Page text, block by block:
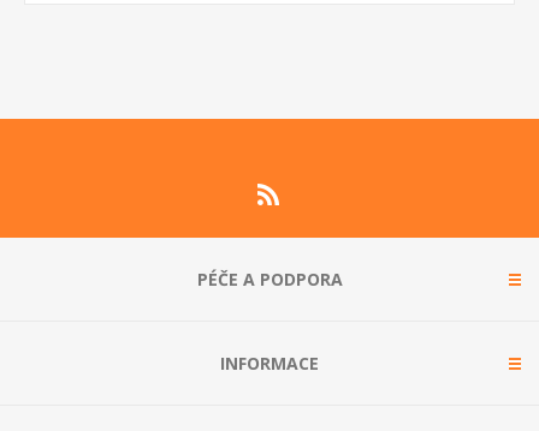
PÉČE A PODPORA
INFORMACE